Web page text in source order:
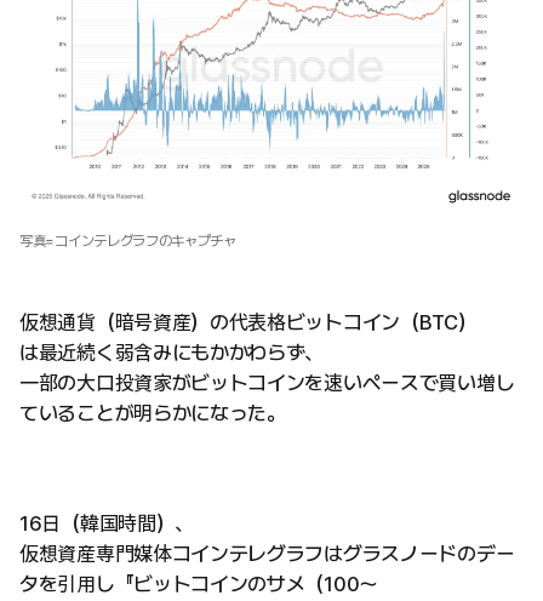
写真=コインテレグラフのキャプチャ
仮想通貨（暗号資産）の代表格ビットコイン（BTC）
は最近続く弱含みにもかかわらず、
一部の大口投資家がビットコインを速いペースで買い増し
ていることが明らかになった。
16日（韓国時間）、
仮想資産専門媒体コインテレグラフはグラスノードのデー
タを引用し『ビットコインのサメ（100〜